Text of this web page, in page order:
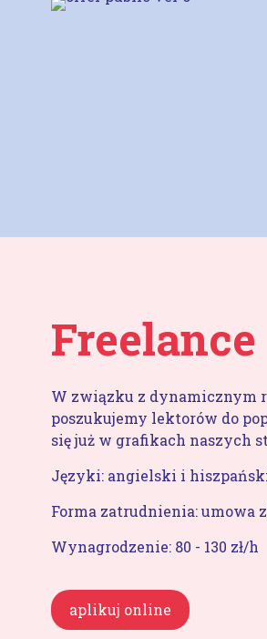
Freelance
W związku z dynamicznym
poszukujemy lektorów do
się już w grafikach naszych
Języki: angielski i
Forma zatrudnienia: umowa
Wynagrodzenie: 80 - 130 zł/h
aplikuj online